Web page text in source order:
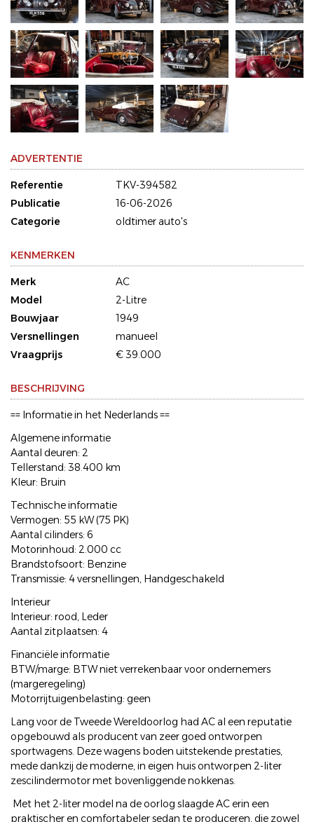
ADVERTENTIE
Referentie
TKV-394582
Publicatie
16-06-2026
Categorie
oldtimer auto's
KENMERKEN
Merk
AC
Model
2-Litre
Bouwjaar
1949
Versnellingen
manueel
Vraagprijs
€ 39.000
BESCHRIJVING
== Informatie in het Nederlands ==
Algemene informatie
Aantal deuren: 2
Tellerstand: 38.400 km
Kleur: Bruin
Technische informatie
Vermogen: 55 kW (75 PK)
Aantal cilinders: 6
Motorinhoud: 2.000 cc
Brandstofsoort: Benzine
Transmissie: 4 versnellingen, Handgeschakeld
Interieur
Interieur: rood, Leder
Aantal zitplaatsen: 4
Financiële informatie
BTW/marge: BTW niet verrekenbaar voor ondernemers
(margeregeling)
Motorrijtuigenbelasting: geen
Lang voor de Tweede Wereldoorlog had AC al een reputatie
opgebouwd als producent van zeer goed ontworpen
sportwagens. Deze wagens boden uitstekende prestaties,
mede dankzij de moderne, in eigen huis ontworpen 2-liter
zescilindermotor met bovenliggende nokkenas.
Met het 2-liter model na de oorlog slaagde AC erin een
praktischer en comfortabeler sedan te produceren, die zowel